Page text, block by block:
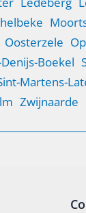
Oosterzele
Boekel
Martens-
Zwijnaarde